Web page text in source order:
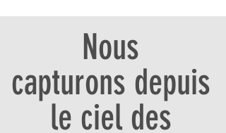
Nous
capturons depuis
le ciel des